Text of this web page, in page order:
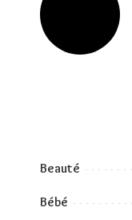
Beauté
Bébé